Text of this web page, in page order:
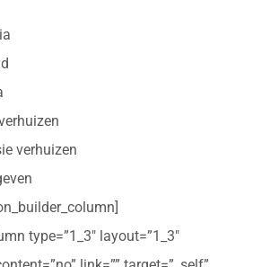
verhuizen
type=”1_3″ layout=”1_3″